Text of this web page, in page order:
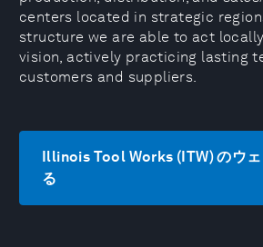
centers located in strategic
structure we are able to act
vision, actively practicing lasting
customers and suppliers.
Illinois Tool Works (ITW) のウ
る